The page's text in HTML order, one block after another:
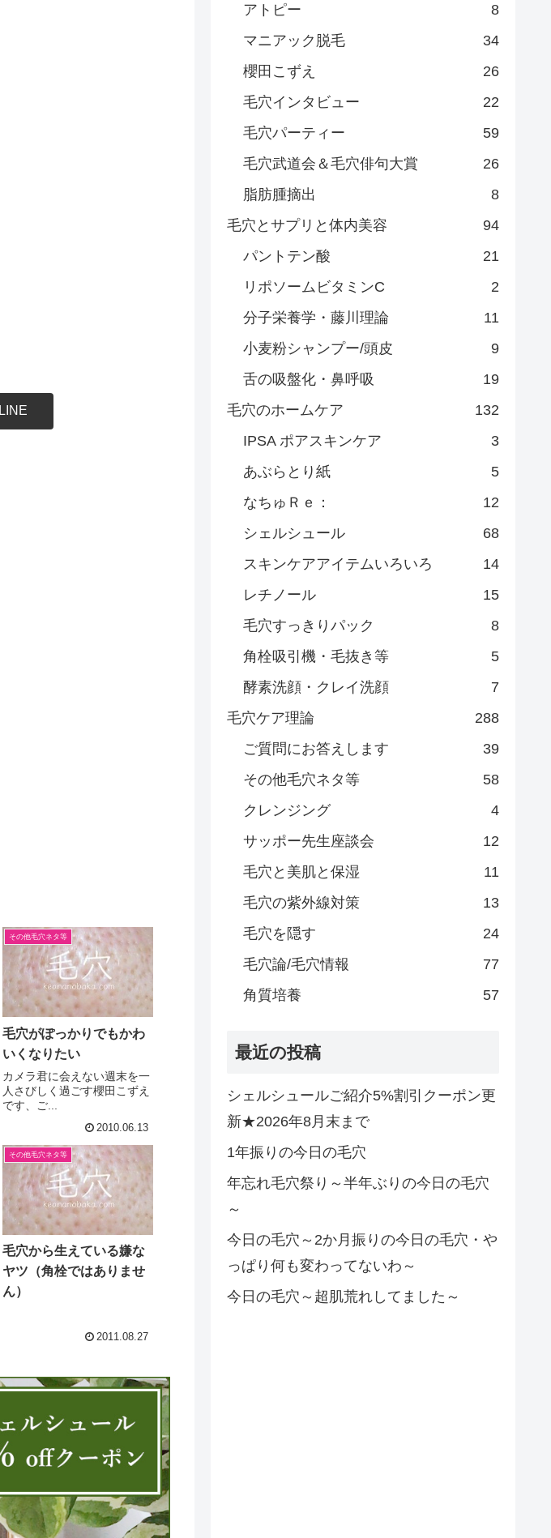
LINE
その他毛穴ネタ等
毛穴がぽっかりでもかわ
いくなりたい
カメラ君に会えない週末を一
人さびしく過ごす櫻田こずえ
です、ご...
2010.06.13
その他毛穴ネタ等
毛穴から生えている嫌な
ヤツ（角栓ではありませ
ん）
2011.08.27
アトピー
8
マニアック脱毛
34
櫻田こずえ
26
毛穴インタビュー
22
毛穴パーティー
59
毛穴武道会＆毛穴俳句大賞
26
脂肪腫摘出
8
毛穴とサプリと体内美容
94
パントテン酸
21
リポソームビタミンC
2
分子栄養学・藤川理論
11
小麦粉シャンプー/頭皮
9
舌の吸盤化・鼻呼吸
19
毛穴のホームケア
132
IPSA ポアスキンケア
3
あぶらとり紙
5
なちゅＲｅ：
12
シェルシュール
68
スキンケアアイテムいろいろ
14
レチノール
15
毛穴すっきりパック
8
角栓吸引機・毛抜き等
5
酵素洗顔・クレイ洗顔
7
毛穴ケア理論
288
ご質問にお答えします
39
その他毛穴ネタ等
58
クレンジング
4
サッポー先生座談会
12
毛穴と美肌と保湿
11
毛穴の紫外線対策
13
毛穴を隠す
24
毛穴論/毛穴情報
77
角質培養
57
最近の投稿
シェルシュールご紹介5%割引クーポン更
新★2026年8月末まで
1年振りの今日の毛穴
年忘れ毛穴祭り～半年ぶりの今日の毛穴
～
今日の毛穴～2か月振りの今日の毛穴・や
っぱり何も変わってないわ～
今日の毛穴～超肌荒れしてました～